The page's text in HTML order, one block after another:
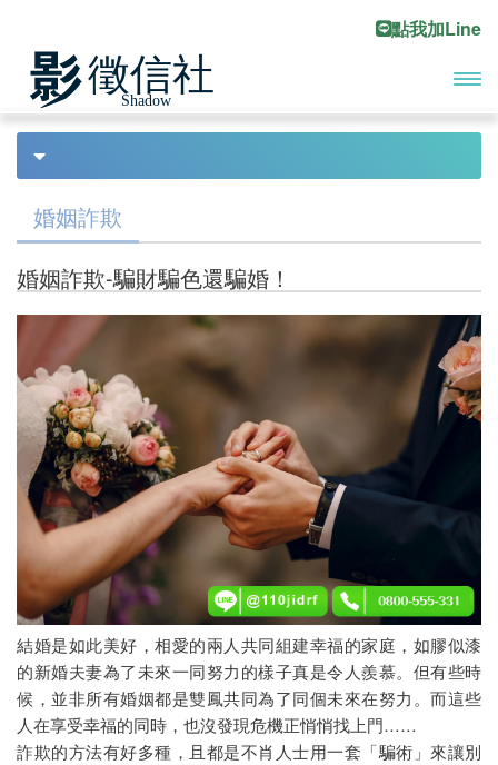
點我加Line
Previous
債務處理
債務協商
合法討債
債務尋人
工商收帳
債務催討
代客討債
代客復仇
徵信社討債
法律諮詢
家暴蒐證
抓姦
婚前徵信
婚姻詐欺
婚姻詐欺-騙財騙色還騙婚！
結婚是如此美好，相愛的兩人共同組建幸福的家庭，如膠似漆
的新婚夫妻為了未來一同努力的樣子真是令人羨慕。但有些時
候，並非所有婚姻都是雙鳳共同為了同個未來在努力。而這些
人在享受幸福的同時，也沒發現危機正悄悄找上門……
詐欺的方法有好多種，且都是不肖人士用一套「騙術」來讓別